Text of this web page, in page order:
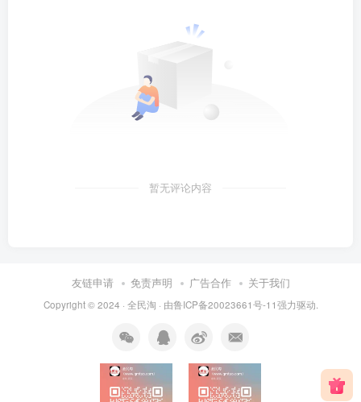
暂无评论内容
友链申请 免责声明 广告合作 关于我们
Copyright © 2024 · 全民淘 · 由鲁ICP备20023661号-11强力驱动.